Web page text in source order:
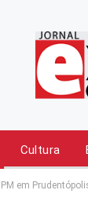
Cultura
em